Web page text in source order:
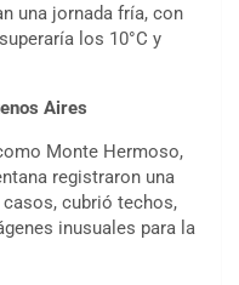
una jornada fría, con
los 10°C y
Aires
Monte Hermoso,
registraron una
casos, cubrió techos,
inusuales para la